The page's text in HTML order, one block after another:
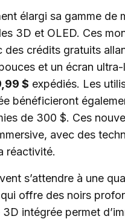
élargi sa gamme de
3D et OLED. Ces
crédits gratuits
et un écran
$ expédiés. Les
bénéficieront
de 300 $. Ces
avec des
réactivité.
s’attendre à une
offre des noirs
intégrée permet